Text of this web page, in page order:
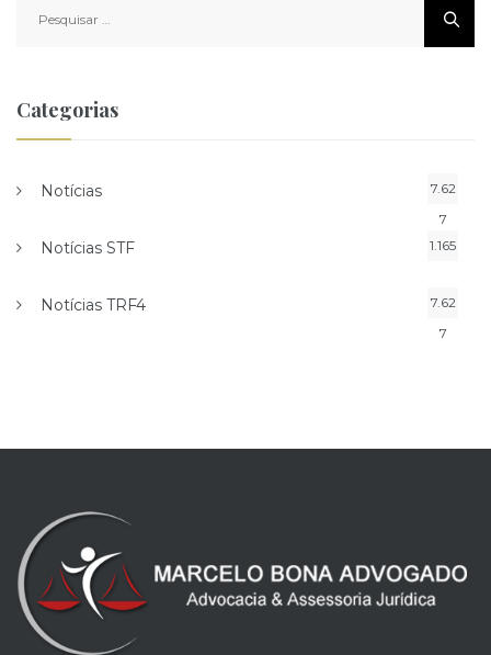
por:
Categorias
Notícias
7.62
7
Notícias STF 1.165
Notícias TRF4
7.62
7